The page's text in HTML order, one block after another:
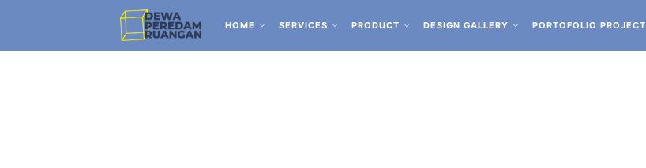
HOME SERVICES PRODUCT DESIGN GALLERY PORTOFOLIO PROJECT